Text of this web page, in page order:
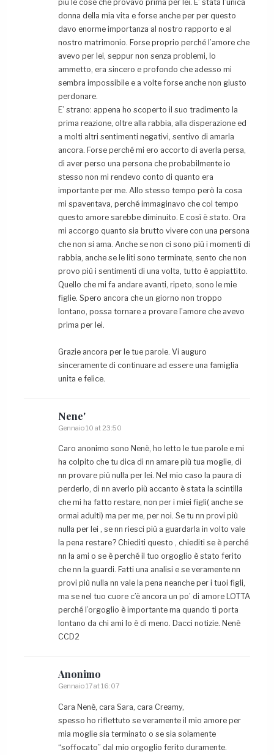
più le cose che provavo prima per lei. E’ stata l’unica
donna della mia vita e forse anche per per questo
davo enorme importanza al nostro rapporto e al
nostro matrimonio. Forse proprio perché l’amore che
avevo per lei, seppur non senza problemi, lo
ammetto, era sincero e profondo che adesso mi
sembra impossibile e a volte forse anche non giusto
perdonare.
E’ strano: appena ho scoperto il suo tradimento la
prima reazione, oltre alla rabbia, alla disperazione ed
a molti altri sentimenti negativi, sentivo di amarla
ancora. Forse perché mi ero accorto di averla persa,
di aver perso una persona che probabilmente io
stesso non mi rendevo conto di quanto era
importante per me. Allo stesso tempo però la cosa
mi spaventava, perché immaginavo che col tempo
questo amore sarebbe diminuito. E così è stato. Ora
mi accorgo quanto sia brutto vivere con una persona
che non si ama. Anche se non ci sono più i momenti di
rabbia, anche se le liti sono terminate, sento che non
provo più i sentimenti di una volta, tutto è appiattito.
Quello che mi fa andare avanti, ripeto, sono le mie
figlie. Spero ancora che un giorno non troppo
lontano, possa tornare a provare l’amore che avevo
prima per lei.
Grazie ancora per le tue parole. Vi auguro
sinceramente di continuare ad essere una famiglia
unita e felice.
Nene'
Gennaio 10 at 23:50
Caro anonimo sono Nenè, ho letto le tue parole e mi
ha colpito che tu dica di nn amare più tua moglie, di
nn provare più nulla per lei. Nel mio caso la paura di
perderlo, di nn averlo più accanto è stata la scintilla
che mi ha fatto restare, non per i miei figli( anche se
ormai adulti) ma per me, per noi. Se tu nn provi più
nulla per lei , se nn riesci più a guardarla in volto vale
la pena restare? Chiediti questo , chiediti se è perché
nn la ami o se è perché il tuo orgoglio è stato ferito
che nn la guardi. Fatti una analisi e se veramente nn
provi più nulla nn vale la pena neanche per i tuoi figli,
ma se nel tuo cuore c’è ancora un po’ di amore LOTTA
perché l’orgoglio è importante ma quando ti porta
lontano da chi ami lo è di meno. Dacci notizie. Nenè
CCD2
Anonimo
Gennaio 17 at 16:07
Cara Nenè, cara Sara, cara Creamy,
spesso ho riflettuto se veramente il mio amore per
mia moglie sia terminato o se sia solamente
“soffocato” dal mio orgoglio ferito duramente.